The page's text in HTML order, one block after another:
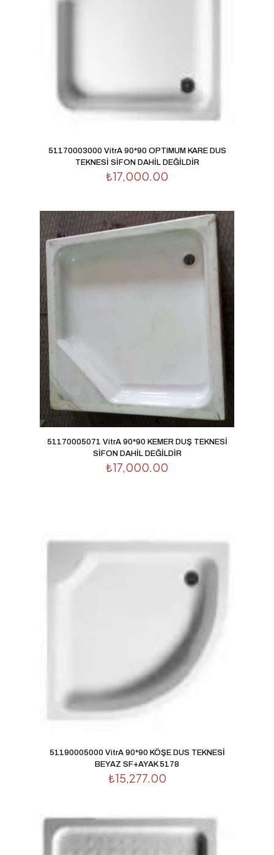
51170003000 VitrA 90*90 OPTIMUM KARE DUS
TEKNESİ SİFON DAHİL DEĞİLDİR
₺17,000.00
51170005071 VitrA 90*90 KEMER DUŞ TEKNESİ
SİFON DAHİL DEĞİLDİR
₺17,000.00
51190005000 VitrA 90*90 KÖŞE DUS TEKNESİ
BEYAZ SF+AYAK 5178
₺15,277.00